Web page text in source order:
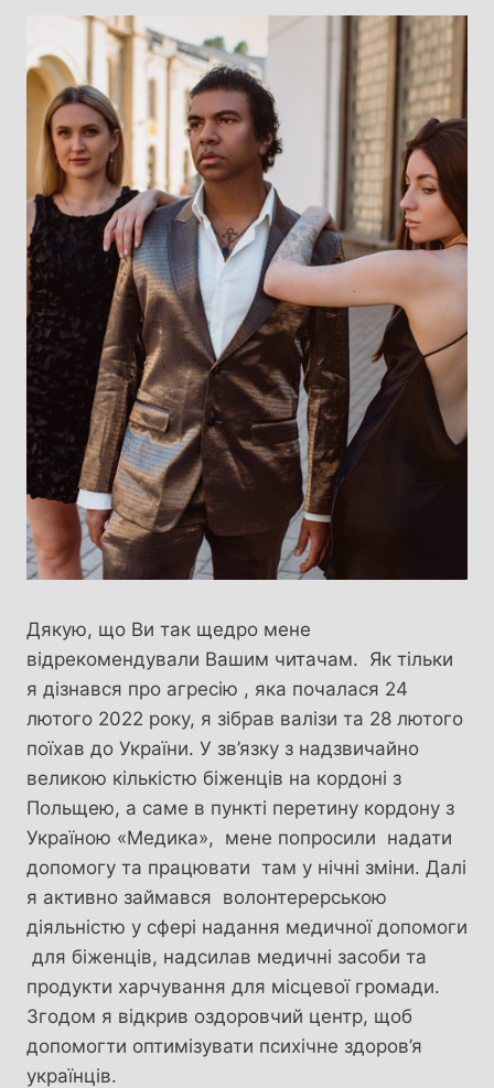
Дякую, що Ви так щедро мене
відрекомендували Вашим читачам. Як тільки
я дізнався про агресію , яка почалася 24
лютого 2022 року, я зібрав валізи та 28 лютого
поїхав до України. У зв’язку з надзвичайно
великою кількістю біженців на кордоні з
Польщею, а саме в пункті перетину кордону з
Україною «Медика», мене попросили надати
допомогу та працювати там у нічні зміни. Далі
я активно займався волонтерерською
діяльністю у сфері надання медичної допомоги
для біженців, надсилав медичні засоби та
продукти харчування для місцевої громади.
Згодом я відкрив оздоровчий центр, щоб
допомогти оптимізувати психічне здоров’я
українців.